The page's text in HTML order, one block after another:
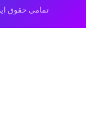
تمامی حقوق